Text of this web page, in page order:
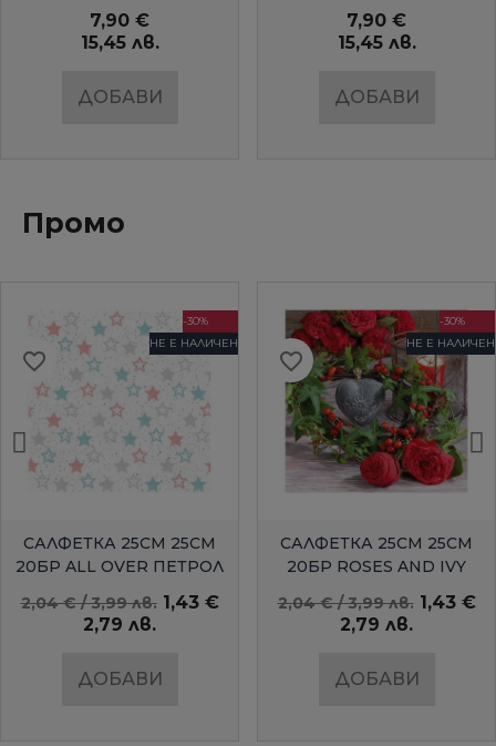
7,90 €
15,45 лв.
ДОБАВИ
7,90 €
15,45 лв.
ДОБАВИ
Промо
БЪРЗ ПРЕГЛЕД
-30%
НЕ Е НАЛИЧЕН
САЛФЕТКА 25СМ 25СМ
20БР ALL OVER ПЕТРОЛ
2,04 € / 3,99 лв. 1,43 €
2,79 лв.
ДОБАВИ
favorite_border
БЪРЗ ПРЕГЛЕД
-30%
НЕ Е НАЛИЧЕН
САЛФЕТКА 25СМ 25СМ
20БР ROSES AND IVY
AMBIENTE
2,04 € / 3,99 лв. 1,43 €
2,79 лв.
ДОБАВИ
favorite_border